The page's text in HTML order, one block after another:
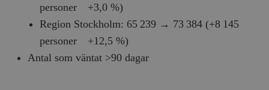
personer +3,0 %)
Region Stockholm: 65 239 → 73 384 (+8 145
personer +12,5 %)
Antal som väntat >90 dagar